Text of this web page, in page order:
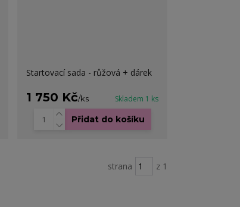
Startovací sada - růžová + dárek
1 750 Kč/ks Skladem 1 ks
Přidat do košíku
strana z 1